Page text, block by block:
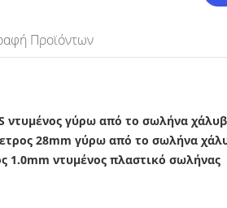
Προϊόντων
ντυμένος γύρω από το σωλήνα
28mm γύρω από το σωλήνα
1.0mm ντυμένος πλαστικό σωλήνας